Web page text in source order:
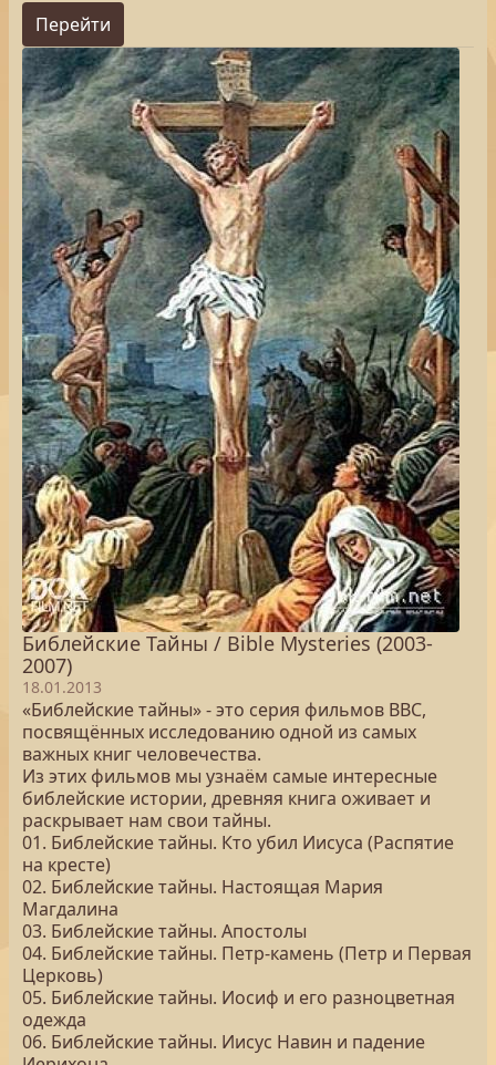
Перейти
Библейские Тайны / Bible Mysteries (2003-
2007)
18.01.2013
«Библейские тайны» - это серия фильмов BBC,
посвящённых исследованию одной из самых
важных книг человечества.
Из этих фильмов мы узнаём самые интересные
библейские истории, древняя книга оживает и
раскрывает нам свои тайны.
01. Библейские тайны. Кто убил Иисуса (Распятие
на кресте)
02. Библейские тайны. Настоящая Мария
Магдалина
03. Библейские тайны. Апостолы
04. Библейские тайны. Петр-камень (Петр и Первая
Церковь)
05. Библейские тайны. Иосиф и его разноцветная
одежда
06. Библейские тайны. Иисус Навин и падение